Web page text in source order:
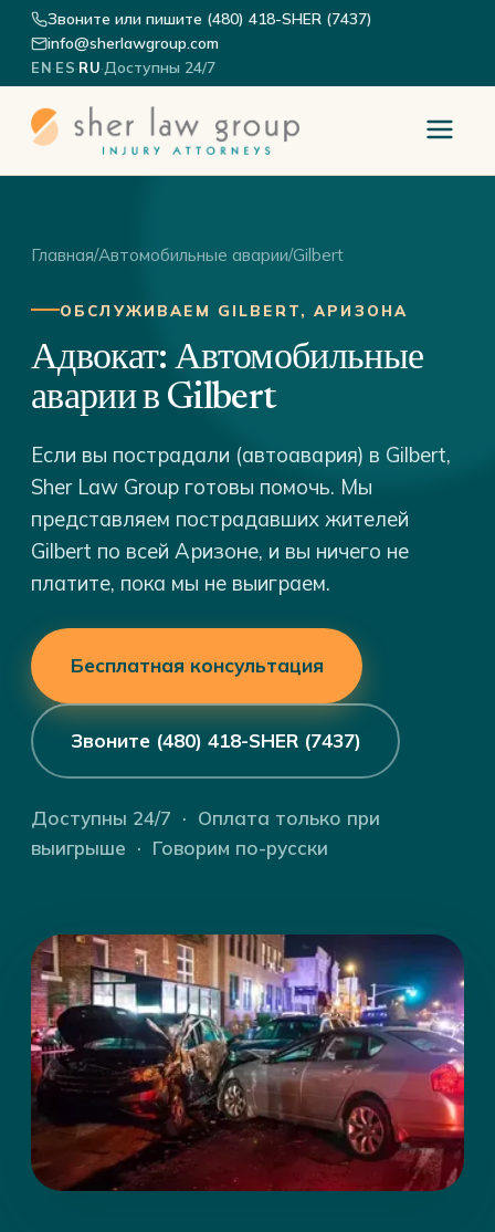
Звоните или пишите (480) 418-SHER (7437)
info@sherlawgroup.com
EN·ES·RU·Доступны 24/7
Главная/Автомобильные аварии/Gilbert
ОБСЛУЖИВАЕМ GILBERT, АРИЗОНА
Адвокат: Автомобильные
аварии в Gilbert
Если вы пострадали (автоавария) в Gilbert,
Sher Law Group готовы помочь. Мы
представляем пострадавших жителей
Gilbert по всей Аризоне, и вы ничего не
платите, пока мы не выиграем.
Бесплатная консультация
Звоните (480) 418-SHER (7437)
Доступны 24/7 · Оплата только при
выигрыше · Говорим по-русски